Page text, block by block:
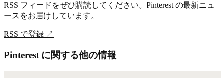
RSS フィードをぜひ購読してください。Pinterest の最新ニュ
ースをお届けしています。
RSS で登録 ↗
Pinterest に関する他の情報